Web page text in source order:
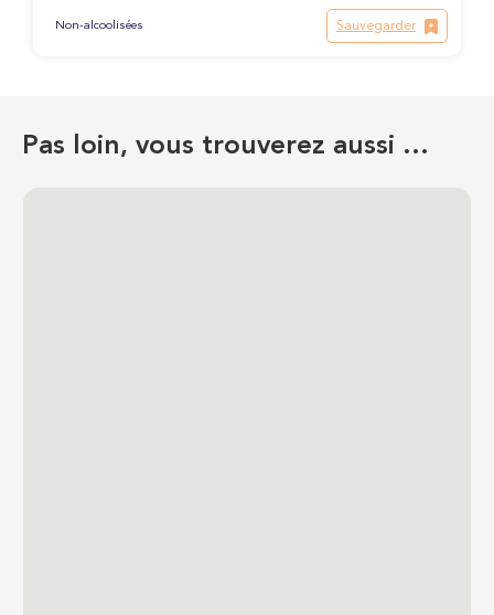
Non-alcoolisées Sauvegarder
Pas loin, vous trouverez aussi …